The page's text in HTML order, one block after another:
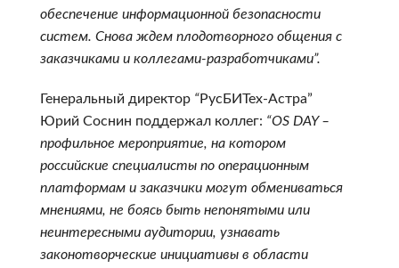
обеспечение информационной безопасности
систем. Снова ждем плодотворного общения с
заказчиками и коллегами-разработчиками”.
Генеральный директор “РусБИТех-Астра”
Юрий Соснин поддержал коллег: “OS DAY –
профильное мероприятие, на котором
российские специалисты по операционным
платформам и заказчики могут обмениваться
мнениями, не боясь быть непонятыми или
неинтересными аудитории, узнавать
законотворческие инициативы в области